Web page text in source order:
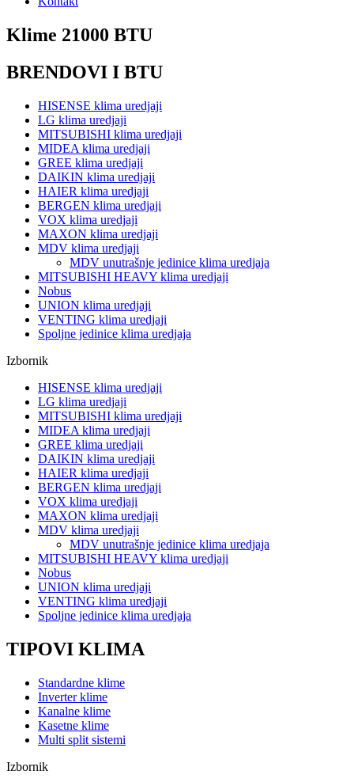
Klime 21000 BTU
BRENDOVI I BTU
HISENSE klima uredjaji
LG klima uredjaji
MITSUBISHI klima uredjaji
MIDEA klima uredjaji
GREE klima uredjaji
DAIKIN klima uredjaji
HAIER klima uredjaji
BERGEN klima uredjaji
VOX klima uredjaji
MAXON klima uredjaji
MDV klima uredjaji
MDV unutrašnje jedinice klima uredjaja
MITSUBISHI HEAVY klima uredjaji
Nobus
UNION klima uredjaji
VENTING klima uredjaji
Spoljne jedinice klima uredjaja
Izbornik
HISENSE klima uredjaji
LG klima uredjaji
MITSUBISHI klima uredjaji
MIDEA klima uredjaji
GREE klima uredjaji
DAIKIN klima uredjaji
HAIER klima uredjaji
BERGEN klima uredjaji
VOX klima uredjaji
MAXON klima uredjaji
MDV klima uredjaji
MDV unutrašnje jedinice klima uredjaja
MITSUBISHI HEAVY klima uredjaji
Nobus
UNION klima uredjaji
VENTING klima uredjaji
Spoljne jedinice klima uredjaja
TIPOVI KLIMA
Standardne klime
Inverter klime
Kanalne klime
Kasetne klime
Multi split sistemi
Izbornik